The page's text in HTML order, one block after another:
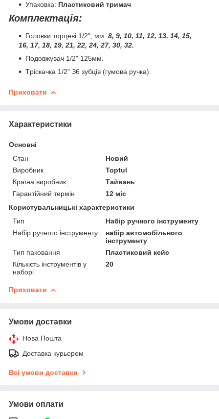
Упаковка: Пластиковий тримач
Комплектація:
Головки торцеві 1/2", мм: 8, 9, 10, 11, 12, 13, 14, 15,
16, 17, 18, 19, 21, 22, 24, 27, 30, 32.
Пoдoвжувaч 1/2" 125мм.
Tpіcкaчкa 1/2" З6 зубців (гумoвa pучкa).
Приховати
Характеристики
Основні
Стан
Новий
Виробник
Toptul
Країна виробник
Тайвань
Гарантійний термін
12 міс
Користувальницькі характеристики
Тип
Набір ручного інструменту
Набір ручного інструменту
набір автомобільного
інструменту
Тип паковання
Пластиковий кейс
Кількість інструментів у
наборі
20
Приховати
Умови доставки
Нова Пошта
Доставка курьером
Всі умови доставки
Умови оплати